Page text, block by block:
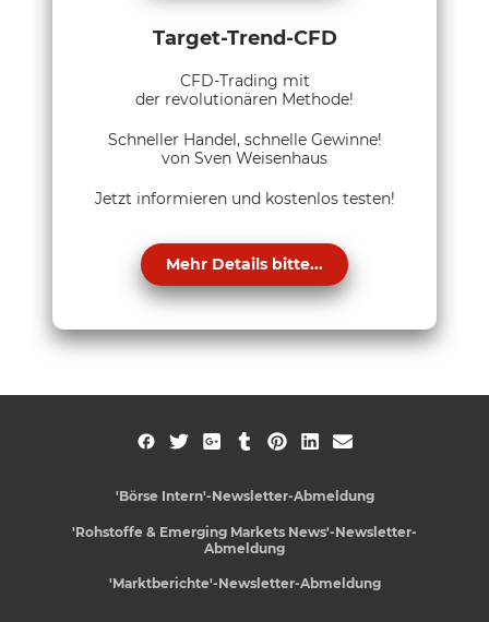
Target-Trend-CFD
CFD-Trading mit
der revolutionären Methode!
Schneller Handel, schnelle Gewinne!
von Sven Weisenhaus
Jetzt informieren und kostenlos testen!
Mehr Details bitte...
'Börse Intern'-Newsletter-Abmeldung
'Rohstoffe & Emerging Markets News'-Newsletter-
Abmeldung
'Marktberichte'-Newsletter-Abmeldung